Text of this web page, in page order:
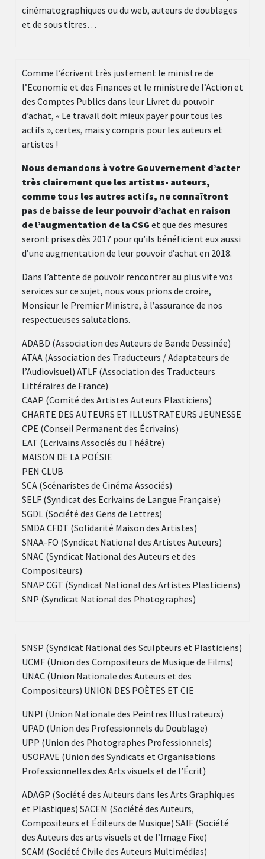
cinématographiques ou du web, auteurs de doublages
et de sous titres…
Comme l’écrivent très justement le ministre de
l’Economie et des Finances et le ministre de l’Action et
des Comptes Publics dans leur Livret du pouvoir
d’achat, « Le travail doit mieux payer pour tous les
actifs », certes, mais y compris pour les auteurs et
artistes !
Nous demandons à votre Gouvernement d’acter
très clairement que les artistes- auteurs,
comme tous les autres actifs, ne connaîtront
pas de baisse de leur pouvoir d’achat en raison
de l’augmentation de la CSG et que des mesures
seront prises dès 2017 pour qu’ils bénéficient eux aussi
d’une augmentation de leur pouvoir d’achat en 2018.
Dans l’attente de pouvoir rencontrer au plus vite vos
services sur ce sujet, nous vous prions de croire,
Monsieur le Premier Ministre, à l’assurance de nos
respectueuses salutations.
ADABD (Association des Auteurs de Bande Dessinée)
ATAA (Association des Traducteurs / Adaptateurs de
l’Audiovisuel) ATLF (Association des Traducteurs
Littéraires de France)
CAAP (Comité des Artistes Auteurs Plasticiens)
CHARTE DES AUTEURS ET ILLUSTRATEURS JEUNESSE
CPE (Conseil Permanent des Écrivains)
EAT (Ecrivains Associés du Théâtre)
MAISON DE LA POÉSIE
PEN CLUB
SCA (Scénaristes de Cinéma Associés)
SELF (Syndicat des Ecrivains de Langue Française)
SGDL (Société des Gens de Lettres)
SMDA CFDT (Solidarité Maison des Artistes)
SNAA-FO (Syndicat National des Artistes Auteurs)
SNAC (Syndicat National des Auteurs et des
Compositeurs)
SNAP CGT (Syndicat National des Artistes Plasticiens)
SNP (Syndicat National des Photographes)
SNSP (Syndicat National des Sculpteurs et Plasticiens)
UCMF (Union des Compositeurs de Musique de Films)
UNAC (Union Nationale des Auteurs et des
Compositeurs) UNION DES POÈTES ET CIE
UNPI (Union Nationale des Peintres Illustrateurs)
UPAD (Union des Professionnels du Doublage)
UPP (Union des Photographes Professionnels)
USOPAVE (Union des Syndicats et Organisations
Professionnelles des Arts visuels et de l’Écrit)
ADAGP (Société des Auteurs dans les Arts Graphiques
et Plastiques) SACEM (Société des Auteurs,
Compositeurs et Éditeurs de Musique) SAIF (Société
des Auteurs des arts visuels et de l’Image Fixe)
SCAM (Société Civile des Auteurs Multimédias)